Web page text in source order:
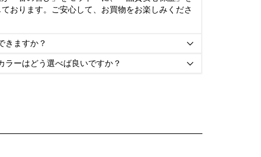
ております。ご安心して、お買物をお楽しみくださ
きますか？ 
ラーはどう選べば良いですか？ 